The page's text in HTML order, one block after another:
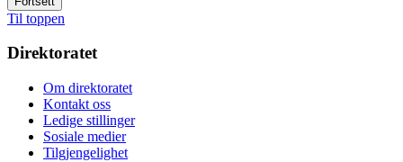
Til toppen
Direktoratet
Om direktoratet
Kontakt oss
Ledige stillinger
Sosiale medier
Tilgjengelighet